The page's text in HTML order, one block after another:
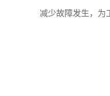
减少故障发生，为